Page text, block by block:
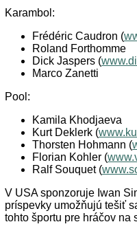
Karambol:
Frédéric Caudron (
Roland Forthomme
Dick Jaspers (
Marco Zanetti
Pool:
Kamila Khodjaeva
Kurt Deklerk (
Thorsten Hohmann (
Florian Kohler (
Ralf Souquet (
V USA sponzoruje Iwan
príspevky umožňujú tešiť
tohto športu pre hráčov na